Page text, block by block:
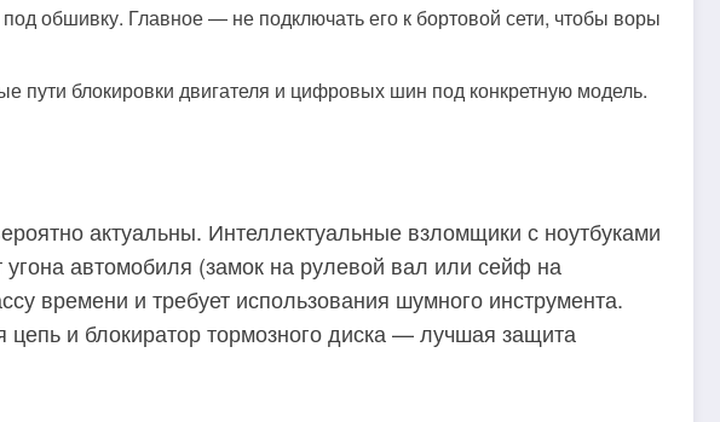
обшивку. Главное — не подключать его к бортовой сети, чтобы воры
пути блокировки двигателя и цифровых шин под конкретную модель.
актуальны. Интеллектуальные взломщики с ноутбуками
автомобиля (замок на рулевой вал или сейф на
времени и требует использования шумного инструмента.
цепь и блокиратор тормозного диска — лучшая защита